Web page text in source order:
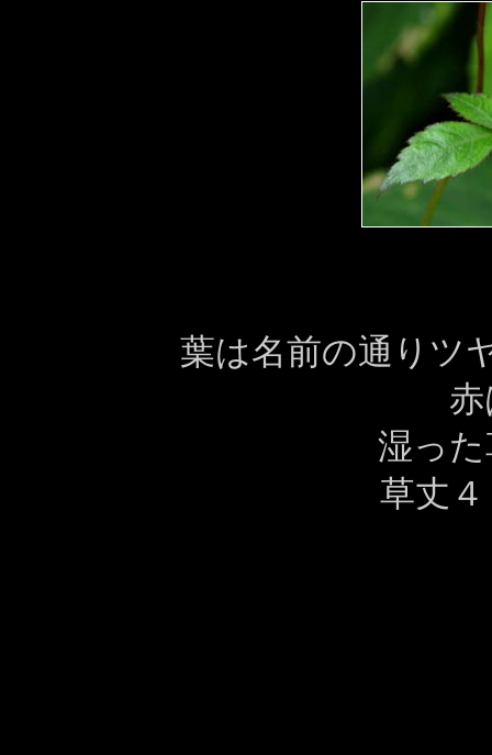
葉は名前の通りツ
湿っ
草丈